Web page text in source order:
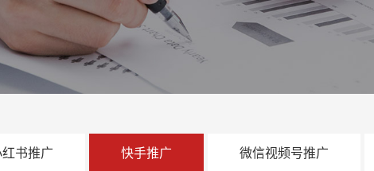
书推广 快手推广 微信视频号推广